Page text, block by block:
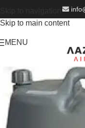
Skip to main content
MENU